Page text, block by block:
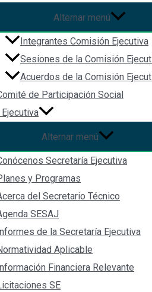
Alternar menú
Integrantes Comisión Ejecutiva
Sesiones de la Comisión
Acuerdos de la Comisión
de Participación Social
Alternar menú
Secretaría Ejecutiva
y Programas
del Secretario Técnico
SESAJ
Informes de la Secretaría Ejecutiva
Aplicable
Información Financiera Relevante
SE